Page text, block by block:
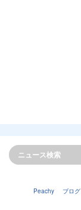
Peachy ブログ